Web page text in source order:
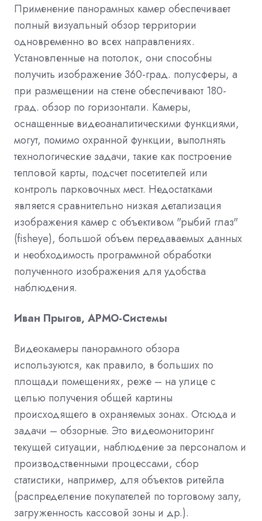
Применение панорамных камер обеспечивает
полный визуальный обзор территории
одновременно во всех направлениях.
Установленные на потолок, они способны
получить изображение 360-град. полусферы, а
при размещении на стене обеспечивают 180-
град. обзор по горизонтали. Камеры,
оснащенные видеоаналитическими функциями,
могут, помимо охранной функции, выполнять
технологические задачи, такие как построение
тепловой карты, подсчет посетителей или
контроль парковочных мест. Недостатками
является сравнительно низкая детализация
изображения камер с объективом "рыбий глаз"
(fisheye), большой объем передаваемых данных
и необходимость программной обработки
полученного изображения для удобства
наблюдения.
Иван Прыгов, АРМО-Системы
Видеокамеры панорамного обзора
используются, как правило, в больших по
площади помещениях, реже – на улице с
целью получения общей картины
происходящего в охраняемых зонах. Отсюда и
задачи – обзорные. Это видеомониторинг
текущей ситуации, наблюдение за персоналом и
производственными процессами, сбор
статистики, например, для объектов ритейла
(распределение покупателей по торговому залу,
загруженность кассовой зоны и др.).